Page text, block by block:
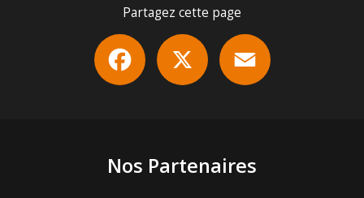
Partagez cette page
Facebook
Nos Partenaires